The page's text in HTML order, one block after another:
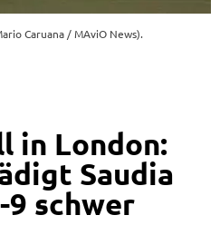
Caruana / MAviO News).
in London:
Saudia
9 schwer